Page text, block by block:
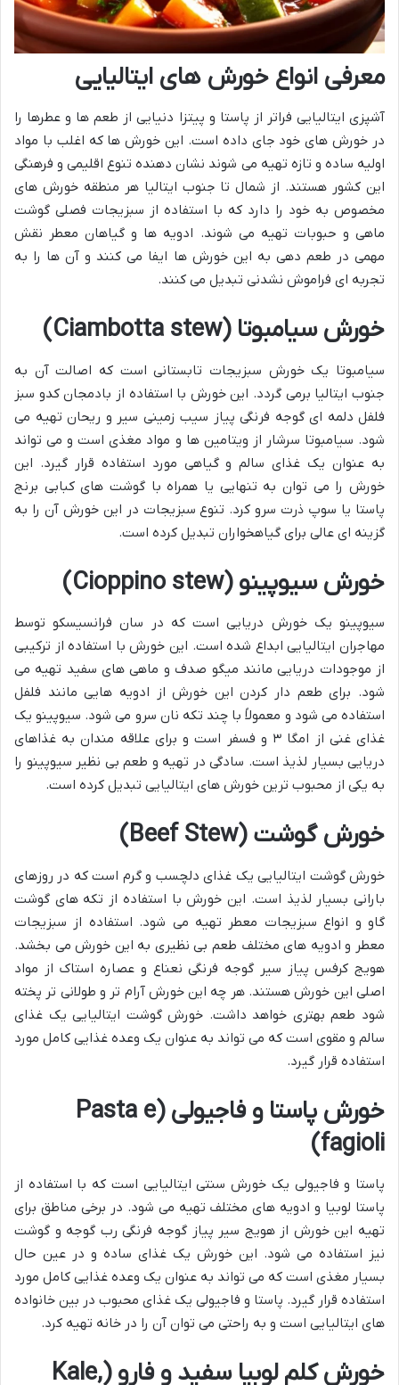
معرفی انواع خورش های ایتالیایی
آشپزی ایتالیایی فراتر از پاستا و پیتزا دنیایی از طعم ها و عطرها را
در خورش های خود جای داده است. این خورش ها که اغلب با مواد
اولیه ساده و تازه تهیه می شوند نشان دهنده تنوع اقلیمی و فرهنگی
این کشور هستند. از شمال تا جنوب ایتالیا هر منطقه خورش های
مخصوص به خود را دارد که با استفاده از سبزیجات فصلی گوشت
ماهی و حبوبات تهیه می شوند. ادویه ها و گیاهان معطر نقش
مهمی در طعم دهی به این خورش ها ایفا می کنند و آن ها را به
تجربه ای فراموش نشدنی تبدیل می کنند.
خورش سیامبوتا (Ciambotta stew)
سیامبوتا یک خورش سبزیجات تابستانی است که اصالت آن به
جنوب ایتالیا برمی گردد. این خورش با استفاده از بادمجان کدو سبز
فلفل دلمه ای گوجه فرنگی پیاز سیب زمینی سیر و ریحان تهیه می
شود. سیامبوتا سرشار از ویتامین ها و مواد مغذی است و می تواند
به عنوان یک غذای سالم و گیاهی مورد استفاده قرار گیرد. این
خورش را می توان به تنهایی یا همراه با گوشت های کبابی برنج
پاستا یا سوپ ذرت سرو کرد. تنوع سبزیجات در این خورش آن را به
گزینه ای عالی برای گیاهخواران تبدیل کرده است.
خورش سیوپینو (Cioppino stew)
سیوپینو یک خورش دریایی است که در سان فرانسیسکو توسط
مهاجران ایتالیایی ابداع شده است. این خورش با استفاده از ترکیبی
از موجودات دریایی مانند میگو صدف و ماهی های سفید تهیه می
شود. برای طعم دار کردن این خورش از ادویه هایی مانند فلفل
استفاده می شود و معمولاً با چند تکه نان سرو می شود. سیوپینو یک
غذای غنی از امگا ۳ و فسفر است و برای علاقه مندان به غذاهای
دریایی بسیار لذیذ است. سادگی در تهیه و طعم بی نظیر سیوپینو را
به یکی از محبوب ترین خورش های ایتالیایی تبدیل کرده است.
خورش گوشت (Beef Stew)
خورش گوشت ایتالیایی یک غذای دلچسب و گرم است که در روزهای
بارانی بسیار لذیذ است. این خورش با استفاده از تکه های گوشت
گاو و انواع سبزیجات معطر تهیه می شود. استفاده از سبزیجات
معطر و ادویه های مختلف طعم بی نظیری به این خورش می بخشد.
هویج کرفس پیاز سیر گوجه فرنگی نعناع و عصاره استاک از مواد
اصلی این خورش هستند. هر چه این خورش آرام تر و طولانی تر پخته
شود طعم بهتری خواهد داشت. خورش گوشت ایتالیایی یک غذای
سالم و مقوی است که می تواند به عنوان یک وعده غذایی کامل مورد
استفاده قرار گیرد.
خورش پاستا و فاجیولی (Pasta e
fagioli)
پاستا و فاجیولی یک خورش سنتی ایتالیایی است که با استفاده از
پاستا لوبیا و ادویه های مختلف تهیه می شود. در برخی مناطق برای
تهیه این خورش از هویج سیر پیاز گوجه فرنگی رب گوجه و گوشت
نیز استفاده می شود. این خورش یک غذای ساده و در عین حال
بسیار مغذی است که می تواند به عنوان یک وعده غذایی کامل مورد
استفاده قرار گیرد. پاستا و فاجیولی یک غذای محبوب در بین خانواده
های ایتالیایی است و به راحتی می توان آن را در خانه تهیه کرد.
خورش کلم لوبیا سفید و فارو (Kale,